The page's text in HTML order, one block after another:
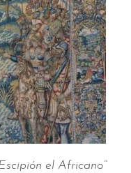
el Africano”